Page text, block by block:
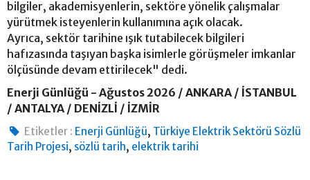
bilgiler, akademisyenlerin, sektöre yönelik çalışmalar
yürütmek isteyenlerin kullanımına açık olacak.
Ayrıca, sektör tarihine ışık tutabilecek bilgileri
hafızasında taşıyan başka isimlerle görüşmeler imkanlar
ölçüsünde devam ettirilecek" dedi.
Enerji Günlüğü - Ağustos 2026 / ANKARA / İSTANBUL
/ ANTALYA / DENİZLİ / İZMİR
Etiketler : Enerji Günlüğü, Türkiye Elektrik Sektörü Sözlü
Tarih Projesi, sözlü tarih, elektrik tarihi